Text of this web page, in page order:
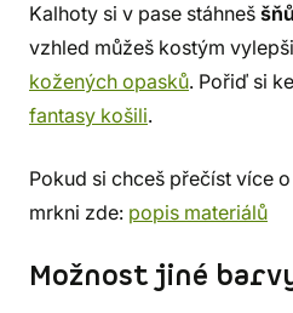
Kalhoty si v pase stáhneš
vzhled můžeš kostým
kožených opasků. Pořiď si
fantasy košili.
Pokud si chceš přečíst více
mrkni zde: popis materiálů
Možnost jiné